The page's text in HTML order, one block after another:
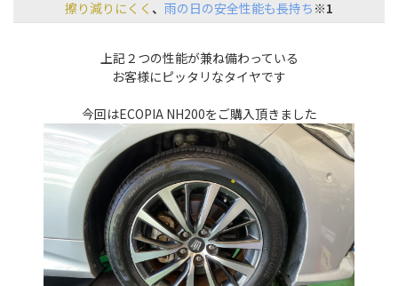
擦り減りにくく 、 雨の日の安全性能も長持ち ※1
上記２つの性能が兼ね備わっている
お客様にピッタリなタイヤです
今回はECOPIA NH200をご購入頂きました